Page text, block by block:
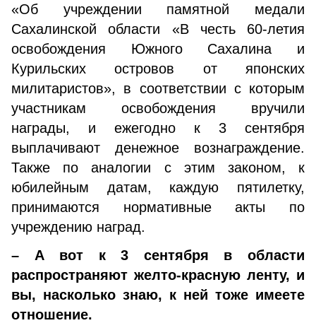
«Об учреждении памятной медали
Сахалинской области «В честь 60-летия
освобождения Южного Сахалина и
Курильских островов от японских
милитаристов», в соответствии с которым
участникам освобождения вручили
награды, и ежегодно к 3 сентября
выплачивают денежное вознаграждение.
Также по аналогии с этим законом, к
юбилейным датам, каждую пятилетку,
принимаются нормативные акты по
учреждению наград.
– А вот к 3 сентября в области
распространяют желто-красную ленту, и
вы, насколько знаю, к ней тоже имеете
отношение.